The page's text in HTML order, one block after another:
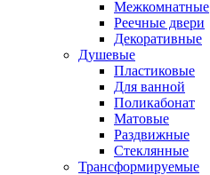
Межкомнатные
Реечные двери
Декоративные
Душевые
Пластиковые
Для ванной
Поликабонат
Матовые
Раздвижные
Стеклянные
Трансформируемые